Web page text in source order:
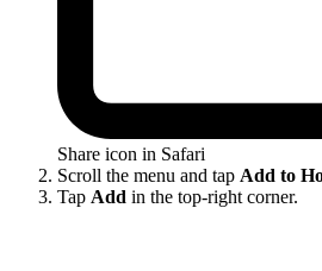
Share icon in Safari
Scroll the menu and tap Add to
Tap Add in the top-right corner.